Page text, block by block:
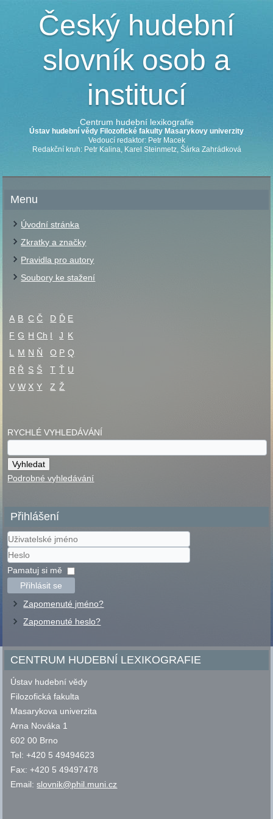
Český hudební
slovník osob a
institucí
Centrum hudební lexikografie
Ústav hudební vědy Filozofické fakulty Masarykovy univerzity
Vedoucí redaktor: Petr Macek
Redakční kruh: Petr Kalina, Karel Steinmetz, Šárka Zahrádková
Menu
Úvodní stránka
Zkratky a značky
Pravidla pro autory
Soubory ke stažení
A B C Č D Ď E
F G H Ch I J K
L
M N Ň O P Q
R Ř S Š T Ť U
V W X Y Z Ž
RYCHLÉ VYHLEDÁVÁNÍ
Podrobné vyhledávání
Přihlášení
Uživatelské
jméno
Heslo
Pamatuj si mě
Přihlásit se
Zapomenuté jméno?
Zapomenuté heslo?
CENTRUM HUDEBNÍ LEXIKOGRAFIE
Ústav hudební vědy
Filozofická fakulta
Masarykova univerzita
Arna Nováka 1
602 00 Brno
Tel: +420 5 49494623
Fax: +420 5 49497478
Email:slovnik@phil.muni.cz